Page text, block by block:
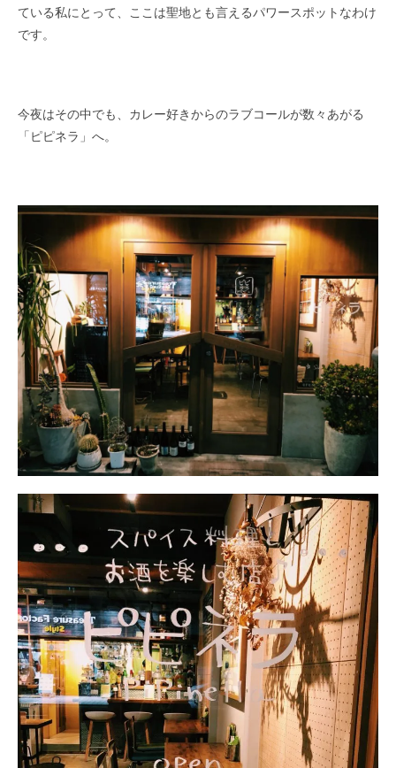
ている私にとって、ここは聖地とも言えるパワースポットなわけ
です。
今夜はその中でも、カレー好きからのラブコールが数々あがる
「ピピネラ」へ。